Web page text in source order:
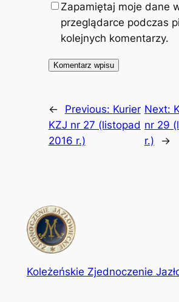
Zapamiętaj moje dane
przeglądarce podczas
kolejnych komentarzy.
← Previous: Kurier
KZJ nr 27 (listopad
2016 r.)
Next:
nr 29
r.)
→
Koleżeńskie Zjednoczenie